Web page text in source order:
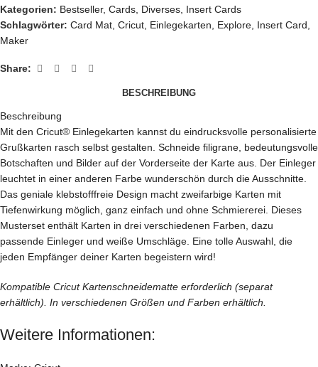
Kategorien: Bestseller, Cards Diverses Insert Cards
Schlagwörter: Card Mat Cricut Einlegekarten Explore Insert Card
Maker
Share:
BESCHREIBUNG
Beschreibung
Mit den Cricut® Einlegekarten kannst du eindrucksvolle personalisierte
Grußkarten rasch selbst gestalten. Schneide filigrane, bedeutungsvolle
Botschaften und Bilder auf der Vorderseite der Karte aus. Der Einleger
leuchtet in einer anderen Farbe wunderschön durch die Ausschnitte.
Das geniale klebstofffreie Design macht zweifarbige Karten mit
Tiefenwirkung möglich, ganz einfach und ohne Schmiererei. Dieses
Musterset enthält Karten in drei verschiedenen Farben, dazu
passende Einleger und weiße Umschläge. Eine tolle Auswahl, die
jeden Empfänger deiner Karten begeistern wird!
Kompatible Cricut Kartenschneidematte erforderlich (separat
erhältlich). In verschiedenen Größen und Farben erhältlich.
Weitere Informationen: